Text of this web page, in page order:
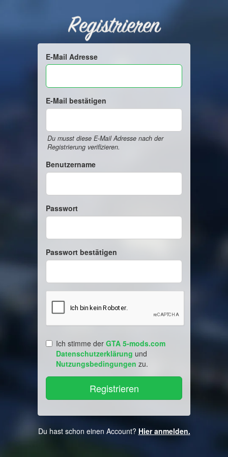
Registrieren
E-Mail Adresse
E-Mail bestätigen
Du musst diese E-Mail Adresse nach der
Registrierung verifizieren.
Benutzername
Passwort
Passwort bestätigen
Ich stimme der GTA 5-mods.com
Datenschutzerklärung und
Nutzungsbedingungen zu.
Du hast schon einen Account? Hier anmelden.